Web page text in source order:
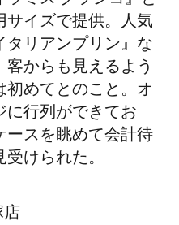
サイズで提供。人気
タリアンプリン』な
客からも見えるよう
初めてとのこと。オ
に行列ができてお
ースを眺めて会計待
けられた。